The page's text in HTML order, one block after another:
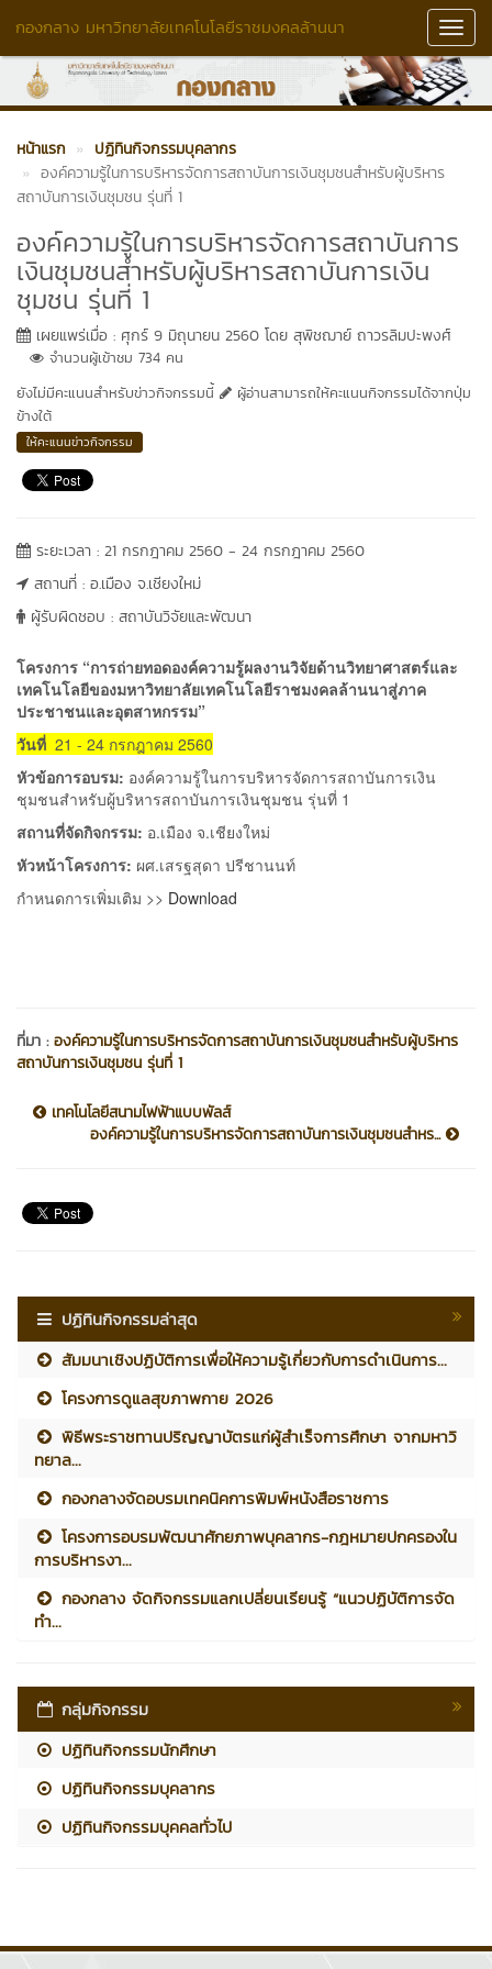
กองกลาง มหาวิทยาลัยเทคโนโลยีราชมงคลล้านนา
หน้าแรก
ปฏิทินกิจกรรมบุคลากร
องค์ความรู้ในการบริหารจัดการสถาบันการเงินชุมชนสำหรับผู้บริหาร
สถาบันการเงินชุมชน รุ่นที่ 1
องค์ความรู้ในการบริหารจัดการสถาบันการ
เงินชุมชนสำหรับผู้บริหารสถาบันการเงิน
ชุมชน รุ่นที่ 1
เผยแพร่เมื่อ : ศุกร์ 9 มิถุนายน 2560 โดย สุพิชฌาย์ ถาวรลิมปะพงศ์
จำนวนผู้เข้าชม 734 คน
ยังไม่มีคะแนนสำหรับข่าวกิจกรรมนี้
ผู้อ่านสามารถให้คะแนนกิจกรรมได้จากปุ่ม
ข้างใต้
ให้คะแนนข่าวกิจกรรม
ระยะเวลา : 21 กรกฎาคม 2560 - 24 กรกฎาคม 2560
สถานที่ : อ.เมือง จ.เชียงใหม่
ผู้รับผิดชอบ : สถาบันวิจัยและพัฒนา
โครงการ “การถ่ายทอดองค์ความรู้ผลงานวิจัยด้านวิทยาศาสตร์และ
เทคโนโลยีของมหาวิทยาลัยเทคโนโลยีราชมงคลล้านนาสู่ภาค
ประชาชนและอุตสาหกรรม”
วันที่ 21 - 24 กรกฎาคม 2560
หัวข้อการอบรม: องค์ความรู้ในการบริหารจัดการสถาบันการเงิน
ชุมชนสำหรับผู้บริหารสถาบันการเงินชุมชน รุ่นที่ 1
สถานที่จัดกิจกรรม: อ.เมือง จ.เชียงใหม่
หัวหน้าโครงการ: ผศ.เสรฐสุดา ปรีชานนท์
กำหนดการเพิ่มเติม >> Download
ที่มา :องค์ความรู้ในการบริหารจัดการสถาบันการเงินชุมชนสำหรับผู้บริหาร
สถาบันการเงินชุมชน รุ่นที่ 1
เทคโนโลยีสนามไฟฟ้าแบบพัลส์
องค์ความรู้ในการบริหารจัดการสถาบันการเงินชุมชนสำหร...
ปฏิทินกิจกรรมล่าสุด
สัมมนาเชิงปฏิบัติการเพื่อให้ความรู้เกี่ยวกับการดำเนินการ...
โครงการดูแลสุขภาพกาย 2026
พิธีพระราชทานปริญญาบัตรแก่ผู้สำเร็จการศึกษา จากมหาวิ
ทยาล...
กองกลางจัดอบรมเทคนิคการพิมพ์หนังสือราชการ
โครงการอบรมพัฒนาศักยภาพบุคลากร-กฎหมายปกครองใน
การบริหารงา...
กองกลาง จัดกิจกรรมแลกเปลี่ยนเรียนรู้ “แนวปฏิบัติการจัด
ทำ...
กลุ่มกิจกรรม
ปฏิทินกิจกรรมนักศึกษา
ปฏิทินกิจกรรมบุคลากร
ปฏิทินกิจกรรมบุคคลทั่วไป